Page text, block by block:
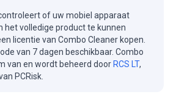
of uw mobiel apparaat
het volledige product te kunnen
licentie van Combo Cleaner kopen.
van 7 dagen beschikbaar. Combo
van en wordt beheerd door RCS LT,
PCRisk.